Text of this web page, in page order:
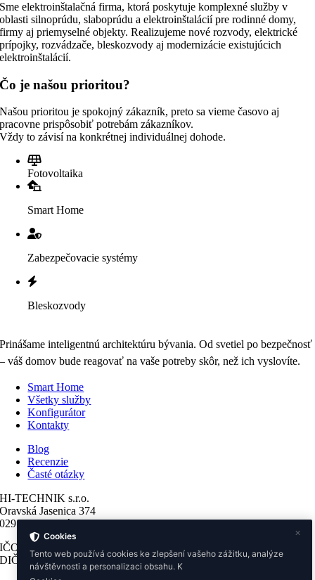
Sme elektroinštalačná firma, ktorá poskytuje komplexné služby v
oblasti silnoprúdu, slaboprúdu a elektroinštalácií pre rodinné domy,
firmy aj priemyselné objekty. Realizujeme nové rozvody, elektrické
prípojky, rozvádzače, bleskozvody aj modernizácie existujúcich
elektroinštalácií.
Čo je našou prioritou?
Našou prioritou je spokojný zákazník, preto sa vieme časovo aj
pracovne prispôsobiť potrebám zákazníkov.
Vždy to závisí na konkrétnej individuálnej dohode.
Fotovoltaika
Smart Home
Zabezpečovacie systémy
Bleskozvody
Prinášame inteligentnú architektúru bývania. Od svetiel po bezpečnosť
– váš domov bude reagovať na vaše potreby skôr, než ich vyslovíte.
Smart Home
Všetky služby
Konfigurátor
Kontakty
Blog
Recenzie
Časté otázky
HI-TECHNIK s.r.o.
Oravská Jasenica 374
029 64 Oravská Jasenica
IČO: 51275562
DIČ: 2120658573
✕
Cookies
Tento web používá cookies ke zlepšení vašeho zážitku, analýze
návštěvnosti a personalizaci obsahu. K